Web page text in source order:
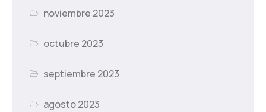
noviembre 2023
octubre 2023
septiembre 2023
agosto 2023